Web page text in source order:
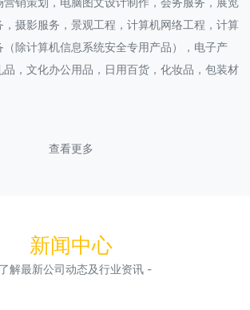
，摄影服务，景观工程，计算机网络工程，计算
除计算机信息系统安全专用产品），电子产
，文化办公用品，日用百货，化妆品，包装材
查看更多
新闻中心
解最新公司动态及行业资讯 -